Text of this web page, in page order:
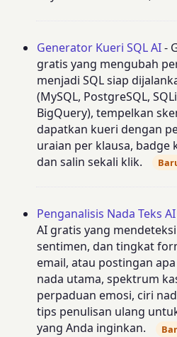
Generator Kueri SQL AI-
gratis yang mengubah
menjadi SQL siap
(MySQL, PostgreSQL,
BigQuery), tempelkan
dapatkan kueri dengan
uraian per klausa, badge
dan salin sekali klik.
Penganalisis Nada Teks AI
AI gratis yang
sentimen, dan tingkat
email, atau postingan
nada utama, spektrum
perpaduan emosi, ciri
tips penulisan ulang
yang Anda inginkan.